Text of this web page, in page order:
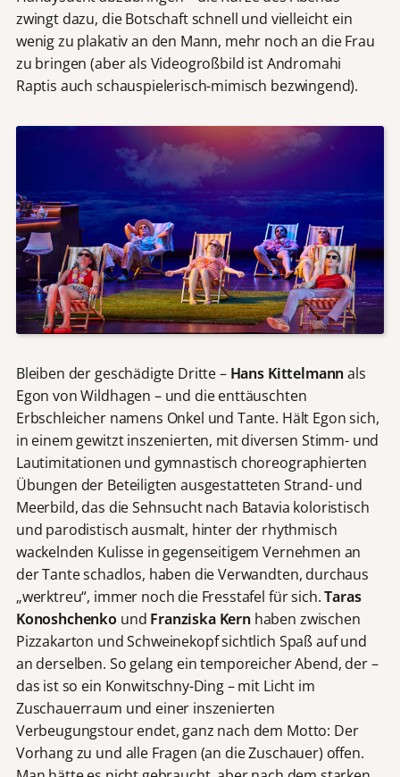
zwingt dazu, die Botschaft schnell und vielleicht ein
wenig zu plakativ an den Mann, mehr noch an die Frau
zu bringen (aber als Videogroßbild ist Andromahi
Raptis auch schauspielerisch-mimisch bezwingend).
Bleiben der geschädigte Dritte – Hans Kittelmannals
Egon von Wildhagen – und die enttäuschten
Erbschleicher namens Onkel und Tante. Hält Egon sich,
in einem gewitzt inszenierten, mit diversen Stimm- und
Lautimitationen und gymnastisch choreographierten
Übungen der Beteiligten ausgestatteten Strand- und
Meerbild, das die Sehnsucht nach Batavia koloristisch
und parodistisch ausmalt, hinter der rhythmisch
wackelnden Kulisse in gegenseitigem Vernehmen an
der Tante schadlos, haben die Verwandten, durchaus
„werktreu“, immer noch die Fresstafel für sich.Taras
Konoshchenko und Franziska Kernhaben zwischen
Pizzakarton und Schweinekopf sichtlich Spaß auf und
an derselben. So gelang ein temporeicher Abend, der –
das ist so ein Konwitschny-Ding – mit Licht im
Zuschauerraum und einer inszenierten
Verbeugungstour endet, ganz nach dem Motto: Der
Vorhang zu und alle Fragen (an die Zuschauer) offen.